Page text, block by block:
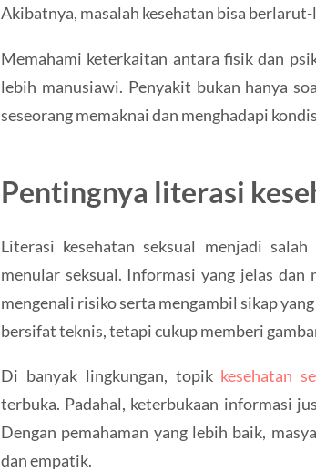
Akibatnya, masalah kesehatan bisa
Memahami keterkaitan antara fisik dan
lebih manusiawi. Penyakit bukan hanya
seseorang memaknai dan menghadapi
Pentingnya literasi
Literasi kesehatan seksual menjadi
menular seksual. Informasi yang jelas
mengenali risiko serta mengambil sikap
bersifat teknis, tetapi cukup memberi
Di banyak lingkungan, topik kesehatan
terbuka. Padahal, keterbukaan informasi
Dengan pemahaman yang lebih baik,
dan empatik.